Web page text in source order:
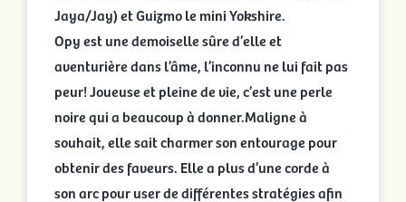
Jaya/Jay) et Guizmo le mini Yokshire.
Opy est une demoiselle sûre d’elle et
aventurière dans l’âme, l’inconnu ne lui fait pas
peur! Joueuse et pleine de vie, c’est une perle
noire qui a beaucoup à donner.Maligne à
souhait, elle sait charmer son entourage pour
obtenir des faveurs. Elle a plus d’une corde à
son arc pour user de différentes stratégies afin